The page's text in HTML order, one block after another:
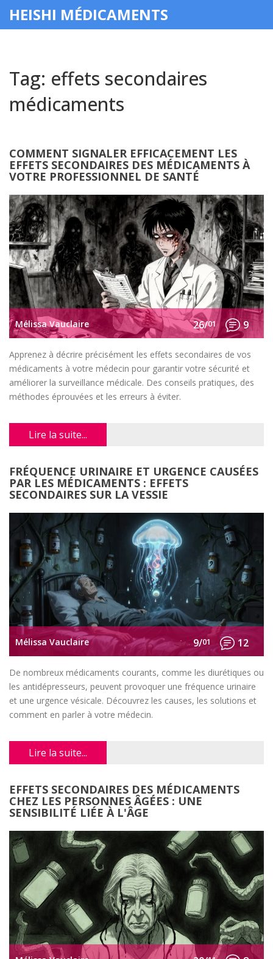
HEISHI MÉDICAMENTS
Tag: effets secondaires
médicaments
COMMENT SIGNALER EFFICACEMENT LES
EFFETS SECONDAIRES DES MÉDICAMENTS À
VOTRE PROFESSIONNEL DE SANTÉ
Mélissa Vauclaire 26/01 9
Apprenez à décrire précisément les effets secondaires de vos
médicaments à votre médecin pour garantir votre sécurité et
améliorer la surveillance médicale. Des conseils pratiques, des
méthodes éprouvées et les erreurs à éviter.
Lire la suite...
FRÉQUENCE URINAIRE ET URGENCE CAUSÉES
PAR LES MÉDICAMENTS : EFFETS
SECONDAIRES SUR LA VESSIE
Mélissa Vauclaire 9/01 12
De nombreux médicaments courants, comme les diurétiques ou
les antidépresseurs, peuvent provoquer une fréquence urinaire
et une urgence vésicale. Découvrez les causes, les solutions et
comment en parler à votre médecin.
Lire la suite...
EFFETS SECONDAIRES DES MÉDICAMENTS
CHEZ LES PERSONNES ÂGÉES : UNE
SENSIBILITÉ LIÉE À L'ÂGE